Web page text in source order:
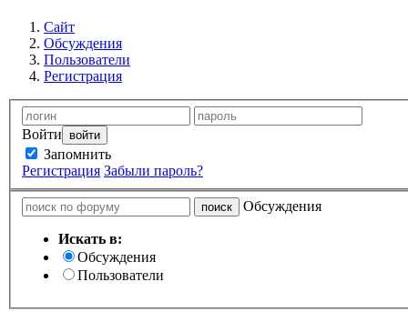
Сайт
Обсуждения
Пользователи
Регистрация
Войти
Запомнить
Регистрация Забыли пароль?
Обсуждения
Искать в:
Обсуждения
Пользователи